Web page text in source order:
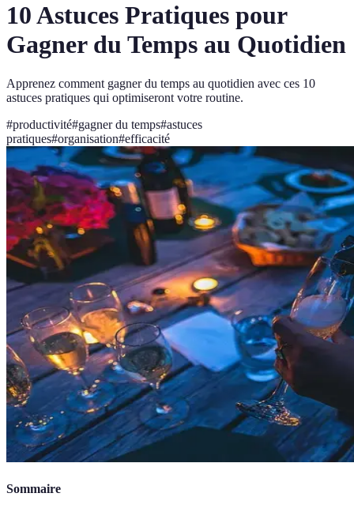
10 Astuces Pratiques pour
Gagner du Temps au Quotidien
Apprenez comment gagner du temps au quotidien avec ces 10
astuces pratiques qui optimiseront votre routine.
#productivité#gagner du temps#astuces
pratiques#organisation#efficacité
Sommaire